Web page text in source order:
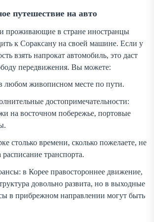
путешествие на авто
проживающие в стране иностранцы
к Сораксану на своей машине. Если у
взять напрокат автомобиль, это даст
передвижения. Вы можете:
любом живописном месте по пути.
достопримечательности:
на восточном побережье, портовые
столько времени, сколько пожелаете, не
расписание транспорта.
в Корее правостороннее движение,
довольно развита, но в выходные
в прибрежном направлении могут быть